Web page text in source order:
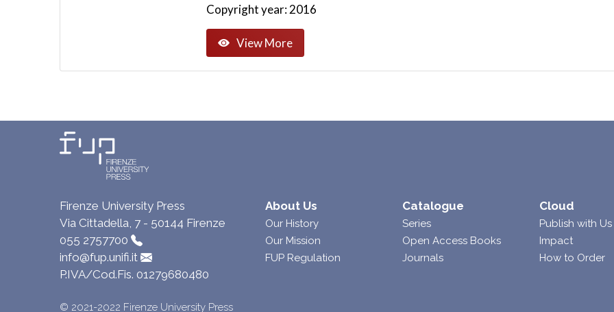
Copyright year: 2016
View More
Firenze University Press
Via Cittadella, 7 - 50144 Firenze
055 2757700
info@fup.unifi.it
P.IVA/Cod.Fis. 01279680480
About Us
Our History
Our Mission
FUP Regulation
Catalogue
Series
Open Access Books
Journals
Cloud
Publish with Us
Impact
How to Order
© 2021-2022 Firenze University Press